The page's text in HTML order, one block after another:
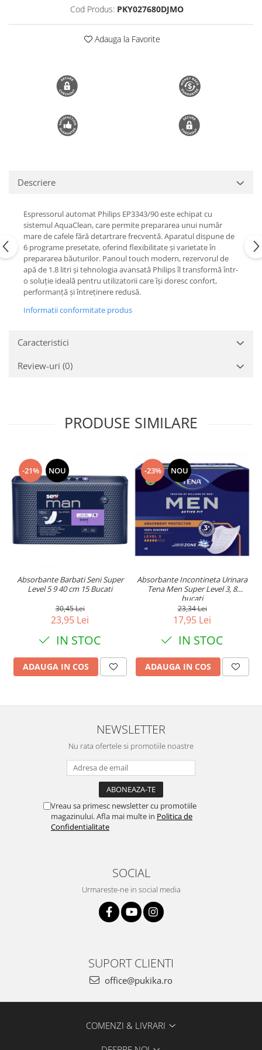
Trimmere si Fierastrae
Cod Produs: PKY027680DJMO
Adauga la Favorite
Descriere
Espressorul automat Philips EP3343/90 este echipat cu
sistemul AquaClean, care permite prepararea unui număr
mare de cafele fără detartrare frecventă. Aparatul dispune de
6 programe presetate, oferind flexibilitate și varietate în
prepararea băuturilor. Panoul touch modern, rezervorul de
apă de 1.8 litri și tehnologia avansată Philips îl transformă într-
o soluție ideală pentru utilizatorii care își doresc confort,
performanță și întreținere redusă.
Informatii conformitate produs
Caracteristici
Review-uri (0)
PRODUSE SIMILARE
-21% NOU
Absorbante Barbati Seni Super
Level 5 9 40 cm 15 Bucati
30,45 Lei
23,95 Lei
IN STOC
ADAUGA IN COS
-23% NOU
Absorbante Incontineta Urinara
Tena Men Super Level 3, 8
bucati
23,34 Lei
17,95 Lei
IN STOC
ADAUGA IN COS
NEWSLETTER
Nu rata ofertele si promotiile noastre
Vreau sa primesc newsletter cu promotiile
magazinului. Afla mai multe in Politica de
Confidentialitate
SOCIAL
Urmareste-ne in social media
SUPORT CLIENTI
office@pukika.ro
COMENZI & LIVRARI